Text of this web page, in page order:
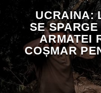
UCRAINA:
SE
ARMATEI
COȘMAR